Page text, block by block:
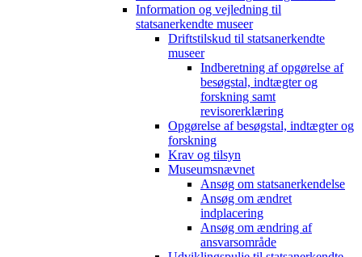
Information og vejledning til
statsanerkendte museer
Driftstilskud til statsanerkendte
museer
Indberetning af opgørelse af
besøgstal, indtægter og
forskning samt
revisorerklæring
Opgørelse af besøgstal, indtægter og
forskning
Krav og tilsyn
Museumsnævnet
Ansøg om statsanerkendelse
Ansøg om ændret
indplacering
Ansøg om ændring af
ansvarsområde